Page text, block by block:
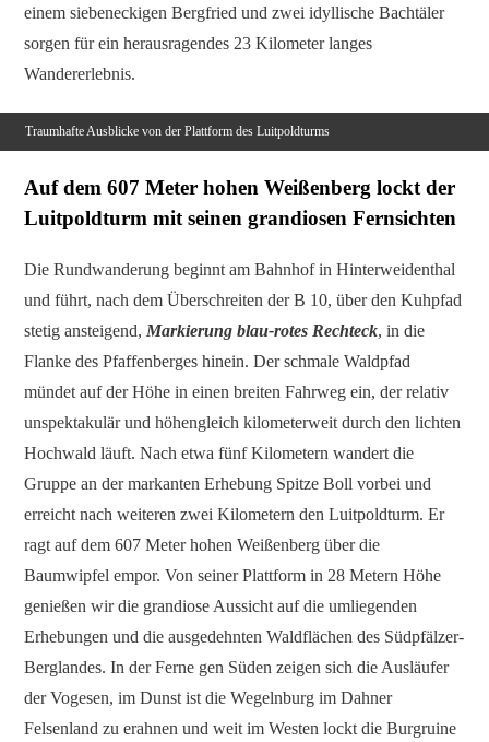
einem siebeneckigen Bergfried und zwei idyllische Bachtäler
sorgen für ein herausragendes 23 Kilometer langes
Wandererlebnis.
Traumhafte Ausblicke von der Plattform des Luitpoldturms
Auf dem 607 Meter hohen Weißenberg lockt der
Luitpoldturm mit seinen grandiosen Fernsichten
Die Rundwanderung beginnt am Bahnhof in Hinterweidenthal
und führt, nach dem Überschreiten der B 10, über den Kuhpfad
stetig ansteigend, Markierung blau-rotes Rechteck, in die
Flanke des Pfaffenberges hinein. Der schmale Waldpfad
mündet auf der Höhe in einen breiten Fahrweg ein, der relativ
unspektakulär und höhengleich kilometerweit durch den lichten
Hochwald läuft. Nach etwa fünf Kilometern wandert die
Gruppe an der markanten Erhebung Spitze Boll vorbei und
erreicht nach weiteren zwei Kilometern den Luitpoldturm. Er
ragt auf dem 607 Meter hohen Weißenberg über die
Baumwipfel empor. Von seiner Plattform in 28 Metern Höhe
genießen wir die grandiose Aussicht auf die umliegenden
Erhebungen und die ausgedehnten Waldflächen des Südpfälzer-
Berglandes. In der Ferne gen Süden zeigen sich die Ausläufer
der Vogesen, im Dunst ist die Wegelnburg im Dahner
Felsenland zu erahnen und weit im Westen lockt die Burgruine